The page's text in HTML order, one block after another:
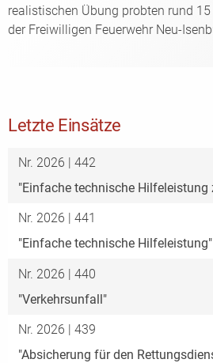
realistischen Übung probten rund
der Freiwilligen Feuerwehr Neu-
Letzte Einsätze
Nr. 2026 | 442
"Einfache technische Hilfeleistung
Nr. 2026 | 441
"Einfache technische Hilfeleistung"
Nr. 2026 | 440
"Verkehrsunfall"
Nr. 2026 | 439
"Absicherung für den